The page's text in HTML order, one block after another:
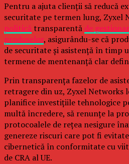
Pentru a ajuta clienții să reducă
securitate pe termen lung, Zyxel
politică transparentă de
produselor, asigurându-se că
de securitate și asistență în timp
termene de mentenanță clar
Prin transparența fazelor de
retragere din uz, Zyxel Networks
planifice investițiile tehnologice
multă încredere, să renunțe la
protocoalele de rețea nesigure
genereze riscuri care pot fi
cibernetică în conformitate cu
de CRA al UE.